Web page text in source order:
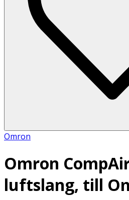
Omron
Omron
luftslang, till